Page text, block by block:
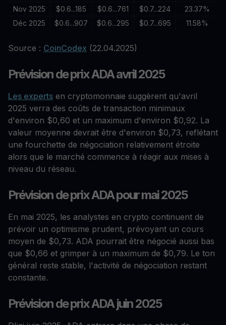
Nov 2025
$0.6...185 $0.6...761 $0.7...224
23.37%
Déc 2025
$0.6...907 $0.6...295 $0.7...695 11.58%
Source : CoinCodex (22.04.2025)
Prévision de prix ADA avril 2025
Les experts en cryptomonnaie suggèrent qu'avril
2025 verra des coûts de transaction minimaux
d'environ $0,60 et un maximum d'environ $0,92. La
valeur moyenne devrait être d'environ $0,73, reflétant
une fourchette de négociation relativement étroite
alors que le marché commence à réagir aux mises à
niveau du réseau.
Prévision de prix ADA pour mai 2025
En mai 2025, les analystes en crypto continuent de
prévoir un optimisme prudent, prévoyant un cours
moyen de $0,73. ADA pourrait être négocié aussi bas
que $0,66 et grimper à un maximum de $0,79. Le ton
général reste stable, l'activité de négociation restant
constante.
Prévision de prix ADA juin 2025